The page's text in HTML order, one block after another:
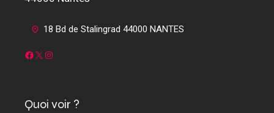
18 Bd de Stalingrad 44000 NANTES
Facebook
X Instagram
Quoi voir ?